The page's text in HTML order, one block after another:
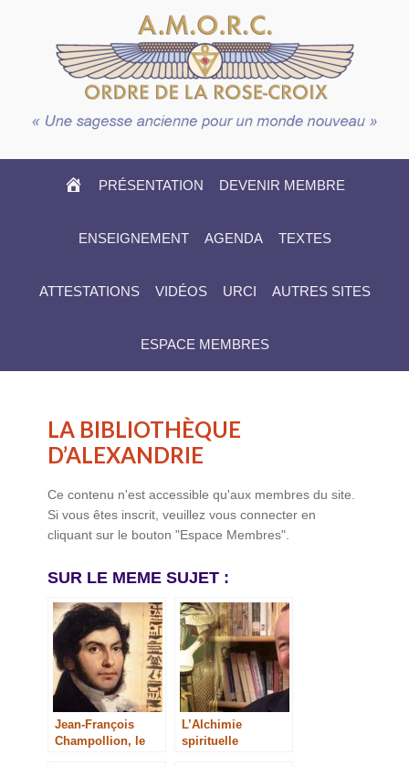
HOME
PRÉSENTATION DEVENIR MEMBRE
ENSEIGNEMENT AGENDA TEXTES
ATTESTATIONS VIDÉOS URCI AUTRES SITES
ESPACE MEMBRES
LA BIBLIOTHÈQUE
D’ALEXANDRIE
Ce contenu n'est accessible qu'aux membres du site.
Si vous êtes inscrit, veuillez vous connecter en
cliquant sur le bouton "Espace Membres".
SUR LE MEME SUJET :
Jean-François
Champollion, le
L’Alchimie
spirituelle